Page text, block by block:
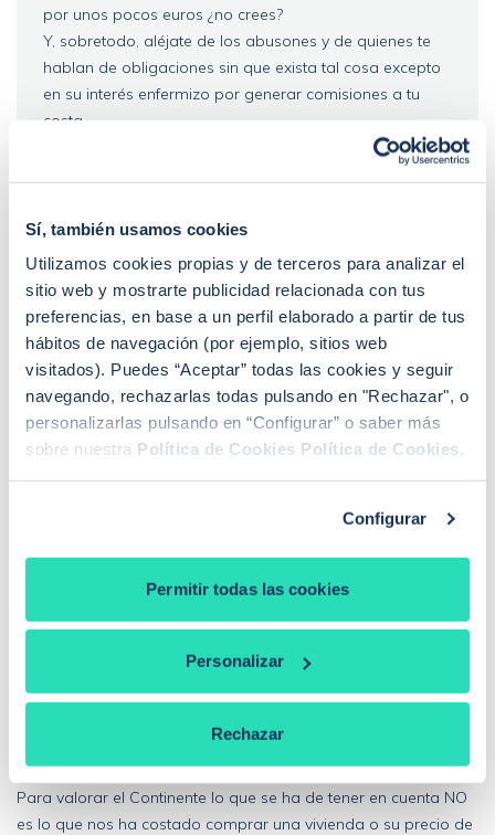
Sí, también usamos cookies
Utilizamos cookies propias y de terceros para analizar el
sitio web y mostrarte publicidad relacionada con tus
preferencias, en base a un perfil elaborado a partir de tus
hábitos de navegación (por ejemplo, sitios web
visitados). Puedes “Aceptar” todas las cookies y seguir
navegando, rechazarlas todas pulsando en "Rechazar", o
personalizarlas pulsando en “Configurar” o saber más
sobre nuestra Política de Cookies Política de Cookies .
Configurar
Permitir todas las cookies
Personalizar
Rechazar
por unos pocos euros ¿no crees?
Y, sobretodo, aléjate de los abusones y de quienes te
hablan de obligaciones sin que exista tal cosa excepto
en su interés enfermizo por generar comisiones a tu
costa.
Director técnico de Lluch & Juelich Brokers.
pertenezco a la primera promoción de la
Asociación Española de Gerencia de Riesgos
y Seguros (AGERS).
Ayúdame con mi hipoteca
De Elia CostasHace 8 años 0
250.000€ para la hipoteca y me "obligan" en el seguro a
poner el valor de continente : 250.000€, la compañia me
Buenas noches Anónimo,
Para valorar el Continente lo que se ha de tener en cuenta NO
es lo que nos ha costado comprar una vivienda o su precio de